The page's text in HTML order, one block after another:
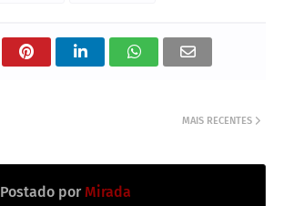
MAIS RECENTES
Postado por Mirada